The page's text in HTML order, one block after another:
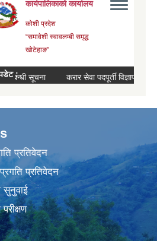
प्रतिवेदन
प्रतिवेदन
सुनुवाई